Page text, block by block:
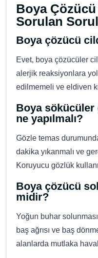
Boya Çözücü
Sorulan
Boya çözücü
Evet, boya çözücüler
alerjik reaksiyonlara
edilmemeli ve eldiven
Boya sökücüler
ne yapılmalı?
Gözle temas
dakika yıkanmalı ve
Koruyucu gözlük
Boya çözücü
midir?
Yoğun buhar
baş ağrısı ve baş
alanlarda mutlaka